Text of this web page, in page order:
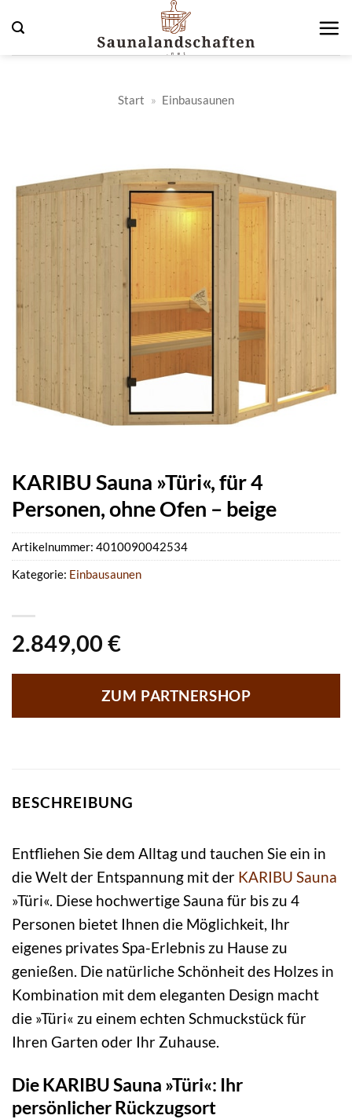
Inhalt
springen
Start » Einbausaunen
KARIBU Sauna »Türi«, für 4
Personen, ohne Ofen – beige
2.849,00 €
ZUM PARTNERSHOP
Artikelnummer: 4010090042534
Kategorie: Einbausaunen
BESCHREIBUNG
Entfliehen Sie dem Alltag und tauchen Sie ein in
die Welt der Entspannung mit der KARIBU Sauna
»Türi«. Diese hochwertige Sauna für bis zu 4
Personen bietet Ihnen die Möglichkeit, Ihr
eigenes privates Spa-Erlebnis zu Hause zu
genießen. Die natürliche Schönheit des Holzes in
Kombination mit dem eleganten Design macht
die »Türi« zu einem echten Schmuckstück für
Ihren Garten oder Ihr Zuhause.
Die KARIBU Sauna »Türi«: Ihr
persönlicher Rückzugsort